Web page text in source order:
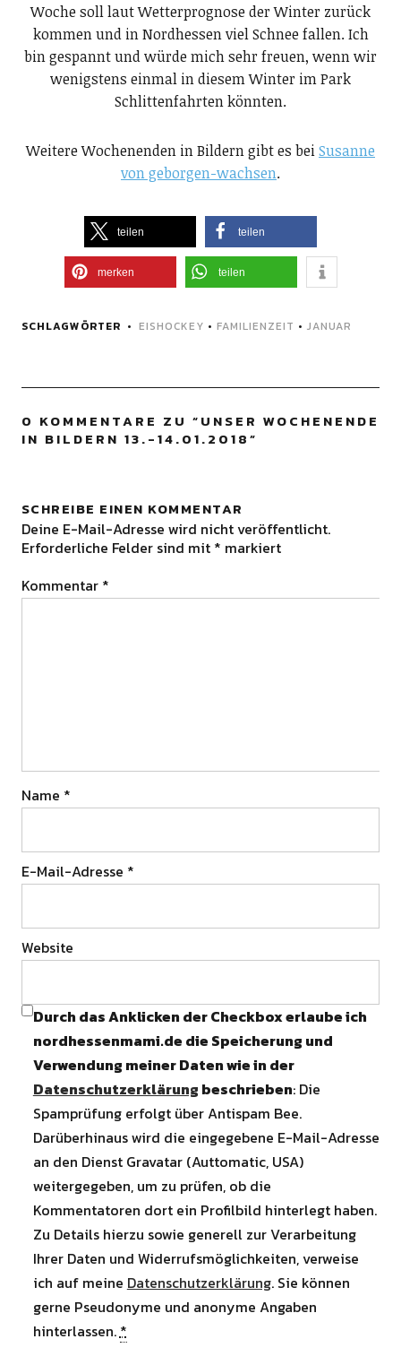
Woche soll laut Wetterprognose der Winter zurück
kommen und in Nordhessen viel Schnee fallen. Ich
bin gespannt und würde mich sehr freuen, wenn wir
wenigstens einmal in diesem Winter im Park
Schlittenfahrten könnten.
Weitere Wochenenden in Bildern gibt es beiSusanne
von geborgen-wachsen.
teilen teilen
merken teilen
SCHLAGWÖRTER EISHOCKEY • FAMILIENZEIT • JANUAR
0 KOMMENTARE ZU “UNSER WOCHENENDE
IN BILDERN 13.-14.01.2018”
SCHREIBE EINEN KOMMENTAR
Deine E-Mail-Adresse wird nicht veröffentlicht.
Erforderliche Felder sind mit * markiert
Kommentar *
Name *
E-Mail-Adresse *
Website
Durch das Anklicken der Checkbox erlaube ich
nordhessenmami.de die Speicherung und
Verwendung meiner Daten wie in der
Datenschutzerklärung beschrieben: Die
Spamprüfung erfolgt über Antispam Bee.
Darüberhinaus wird die eingegebene E-Mail-Adresse
an den Dienst Gravatar (Auttomatic, USA)
weitergegeben, um zu prüfen, ob die
Kommentatoren dort ein Profilbild hinterlegt haben.
Zu Details hierzu sowie generell zur Verarbeitung
Ihrer Daten und Widerrufsmöglichkeiten, verweise
ich auf meine Datenschutzerklärung. Sie können
gerne Pseudonyme und anonyme Angaben
hinterlassen. *